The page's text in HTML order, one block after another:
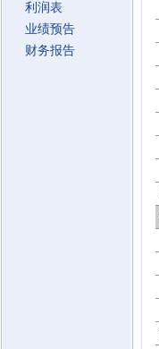
利润表
业绩预告
财务报告